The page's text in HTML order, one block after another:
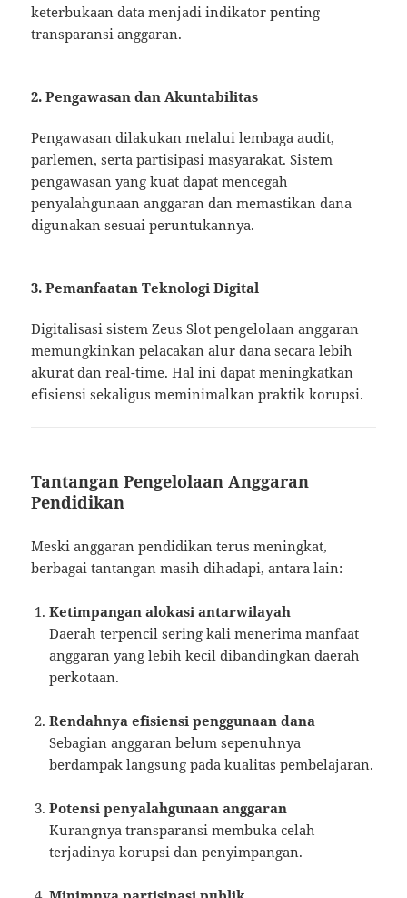
keterbukaan data menjadi indikator penting
transparansi anggaran.
2. Pengawasan dan Akuntabilitas
Pengawasan dilakukan melalui lembaga audit,
parlemen, serta partisipasi masyarakat. Sistem
pengawasan yang kuat dapat mencegah
penyalahgunaan anggaran dan memastikan dana
digunakan sesuai peruntukannya.
3. Pemanfaatan Teknologi Digital
Digitalisasi sistemZeus Slot pengelolaan anggaran
memungkinkan pelacakan alur dana secara lebih
akurat dan real-time. Hal ini dapat meningkatkan
efisiensi sekaligus meminimalkan praktik korupsi.
Tantangan Pengelolaan Anggaran
Pendidikan
Meski anggaran pendidikan terus meningkat,
berbagai tantangan masih dihadapi, antara lain:
Ketimpangan alokasi antarwilayah
Daerah terpencil sering kali menerima manfaat
anggaran yang lebih kecil dibandingkan daerah
perkotaan.
Rendahnya efisiensi penggunaan dana
Sebagian anggaran belum sepenuhnya
berdampak langsung pada kualitas pembelajaran.
Potensi penyalahgunaan anggaran
Kurangnya transparansi membuka celah
terjadinya korupsi dan penyimpangan.